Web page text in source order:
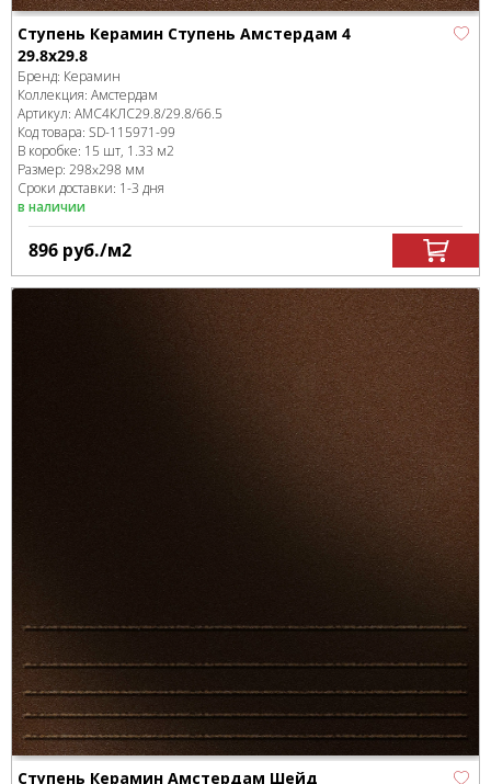
Ступень Керамин Ступень Амстердам 4
29.8х29.8
Бренд: Керамин
Коллекция: Амстердам
Артикул: АМС4КЛС29.8/29.8/66.5
Код товара: SD-115971-99
В коробке: 15 шт, 1.33 м2
Размер: 298x298 мм
Сроки доставки: 1-3 дня
в наличии
896 руб./м2
Ступень Керамин Амстердам Шейд